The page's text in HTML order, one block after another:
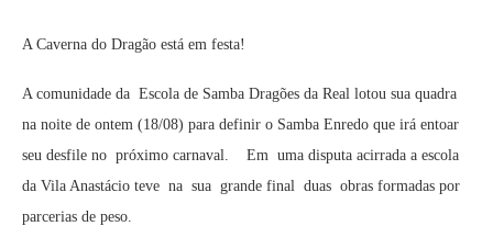
A Caverna do Dragão está em festa!
A comunidade da Escola de Samba Dragões da Real lotou sua quadra
na noite de ontem (18/08) para definir o Samba Enredo que irá entoar
seu desfile no próximo carnaval. Em uma disputa acirrada a escola
da Vila Anastácio teve na sua grande final duas obras formadas por
parcerias de peso.